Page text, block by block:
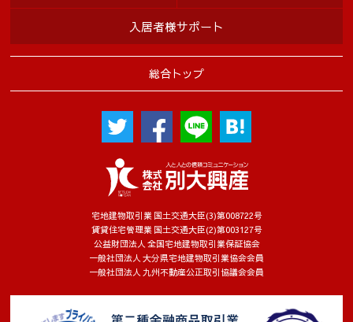
宅地建物取引業 国土交通大臣(3)第008722号
賃貸住宅管理業 国土交通大臣(2)第003127号
公益財団法人 全国宅地建物取引業保証協会
一般社団法人 大分県宅地建物取引業協会会員
一般社団法人 九州不動産公正取引協議会会員
総合トップ
入居者様サポート